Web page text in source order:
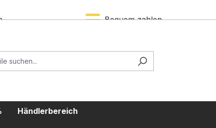
Bequem zahlen
Händlerbereich